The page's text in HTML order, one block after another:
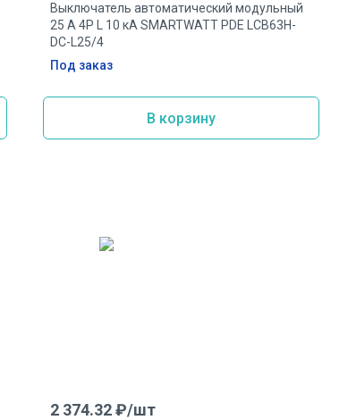
Выключатель автоматический модульный
25 А 4P L 10 кА SMARTWATT PDE LCB63H-
DC-L25/4
Под заказ
В корзину
2 374.32 ₽/шт